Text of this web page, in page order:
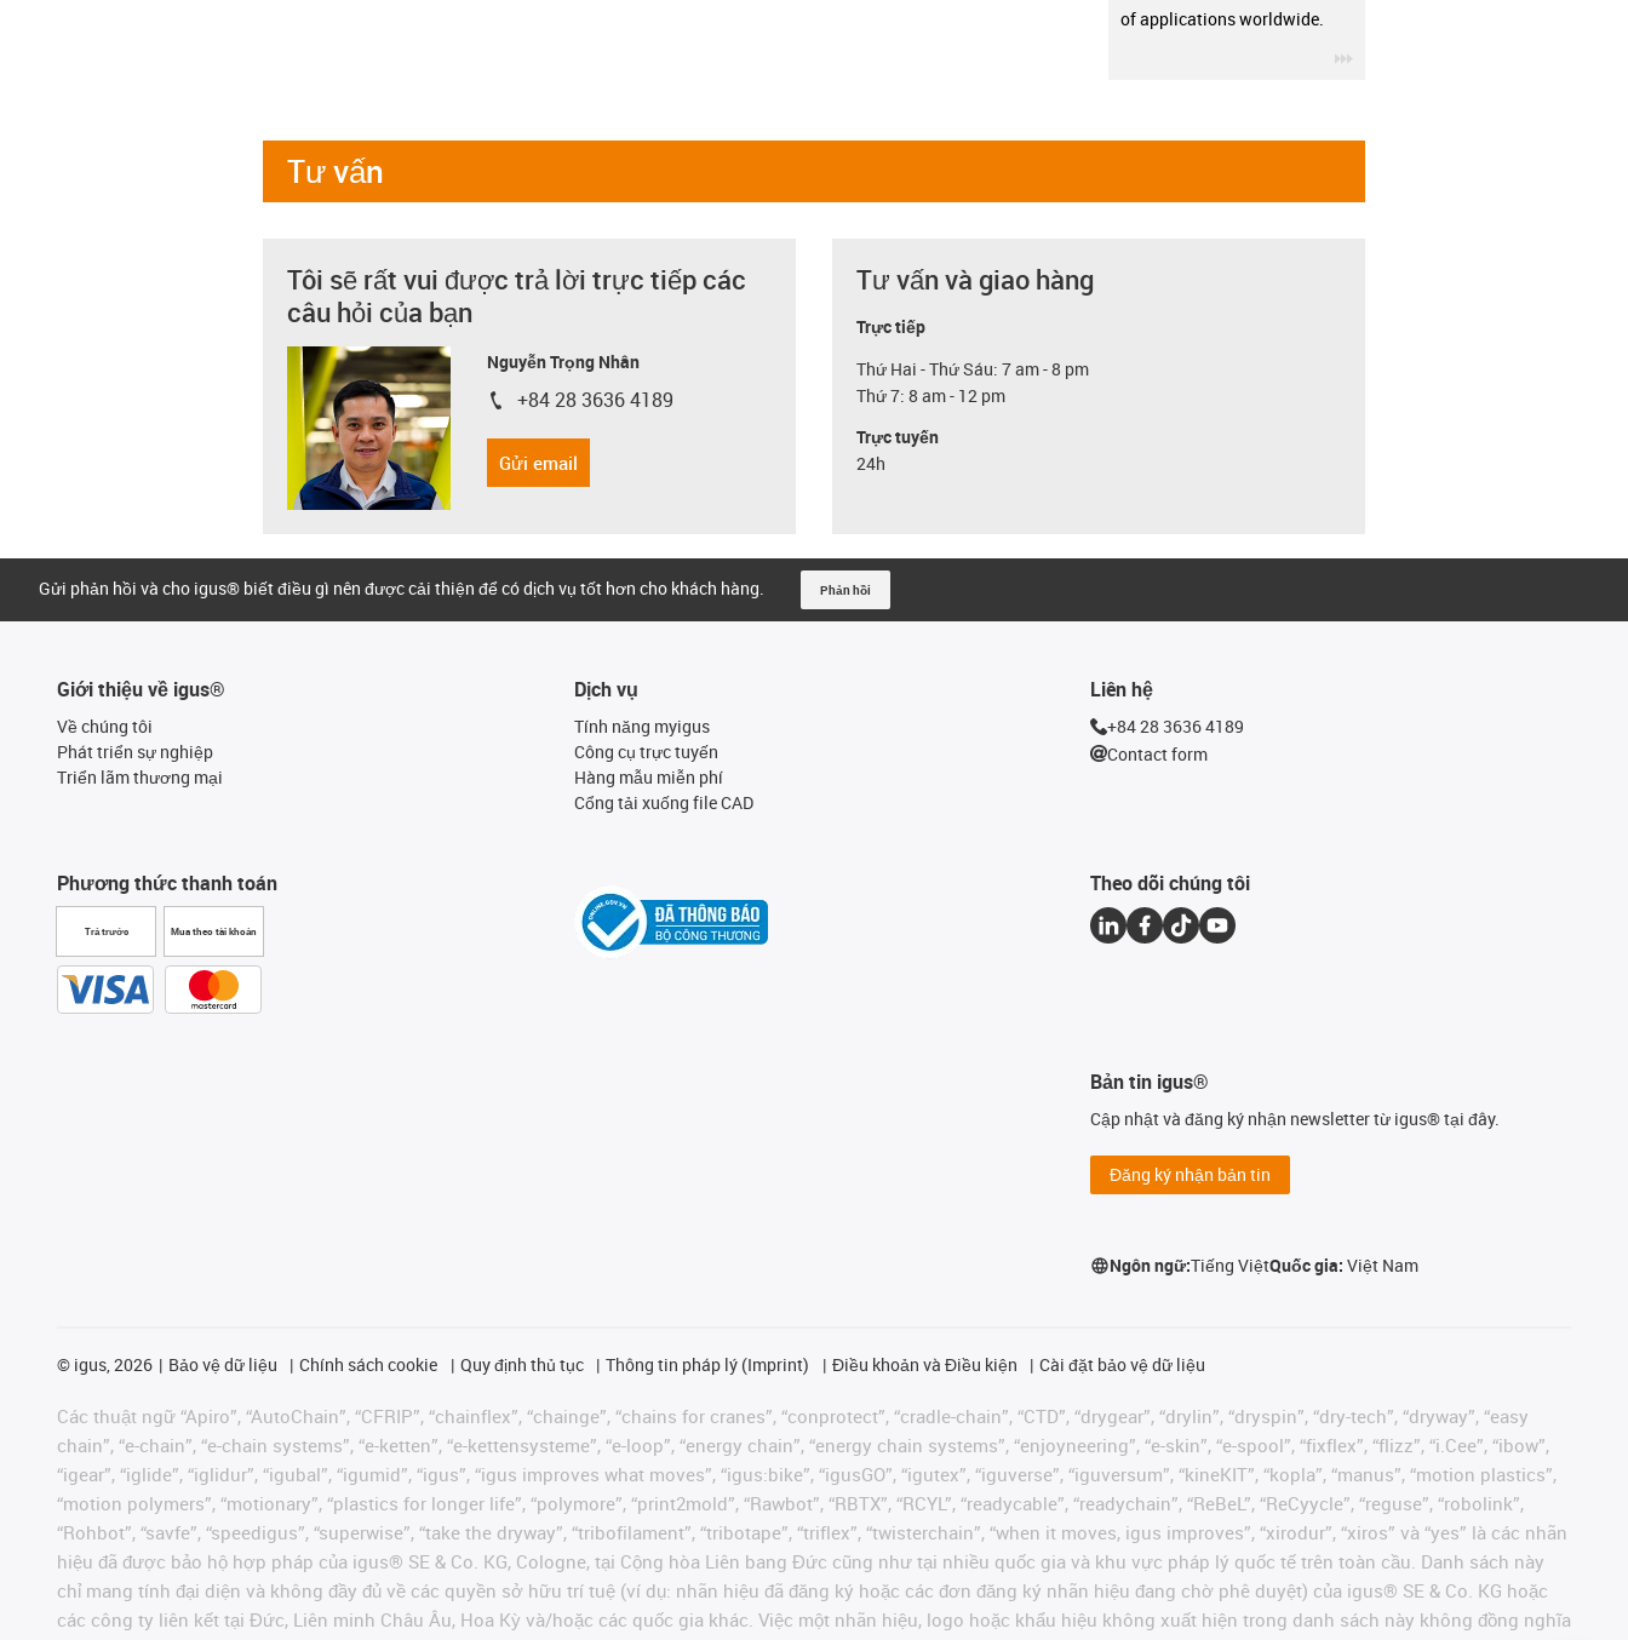
of applications worldwide.
Tư vấn
Tôi sẽ rất vui được trả lời trực tiếp các
câu hỏi của bạn
Nguyễn Trọng Nhân
igus-icon-phone
+84 28 3636 4189
Gửi email
Tư vấn và giao hàng
Trực tiếp
Thứ Hai - Thứ Sáu: 7 am - 8 pm
Thứ 7: 8 am - 12 pm
Trực tuyến
24h
Gửi phản hồi và cho igus® biết điều gì nên được cải thiện để có dịch vụ tốt hơn cho khách hàng. Phản hồi
Giới thiệu về igus®
Về chúng tôi
Phát triển sự nghiệp
Triển lãm thương mại
Phương thức thanh toán
Trả trước Mua theo tài khoản
Dịch vụ
Tính năng myigus
Công cụ trực tuyến
Hàng mẫu miễn phí
Cổng tải xuống file CAD
Liên hệ
+84 28 3636 4189
Contact form
Theo dõi chúng tôi
Bản tin igus®
Cập nhật và đăng ký nhận newsletter từ igus® tại đây.
Đăng ký nhận bản tin
Ngôn ngữ:Tiếng ViệtQuốc gia:Việt Nam
© igus, 2026 Bảo vệ dữ liệu Chính sách cookie Quy định thủ tục Thông tin pháp lý (Imprint) Điều khoản và Điều kiện Cài đặt bảo vệ dữ liệu
Các thuật ngữ “Apiro”, “AutoChain”, “CFRIP”, “chainflex”, “chainge”, “chains for cranes”, “conprotect”, “cradle-chain”, “CTD”, “drygear”, “drylin”, “dryspin”, “dry-tech”, “dryway”, “easy
chain”, “e-chain”, “e-chain systems”, “e-ketten”, “e-kettensysteme”, “e-loop”, “energy chain”, “energy chain systems”, “enjoyneering”, “e-skin”, “e-spool”, “fixflex”, “flizz”, “i.Cee”, “ibow”,
“igear”, “iglide”, “iglidur”, “igubal”, “igumid”, “igus”, “igus improves what moves”, “igus:bike”, “igusGO”, “igutex”, “iguverse”, “iguversum”, “kineKIT”, “kopla”, “manus”, “motion plastics”,
“motion polymers”, “motionary”, “plastics for longer life”, “polymore”, “print2mold”, “Rawbot”, “RBTX”, “RCYL”, “readycable”, “readychain”, “ReBeL”, “ReCyycle”, “reguse”, “robolink”,
“Rohbot”, “savfe”, “speedigus”, “superwise”, “take the dryway”, “tribofilament”, “tribotape”, “triflex”, “twisterchain”, “when it moves, igus improves”, “xirodur”, “xiros” và “yes” là các nhãn
hiệu đã được bảo hộ hợp pháp của igus® SE & Co. KG, Cologne, tại Cộng hòa Liên bang Đức cũng như tại nhiều quốc gia và khu vực pháp lý quốc tế trên toàn cầu. Danh sách này
chỉ mang tính đại diện và không đầy đủ về các quyền sở hữu trí tuệ (ví dụ: nhãn hiệu đã đăng ký hoặc các đơn đăng ký nhãn hiệu đang chờ phê duyệt) của igus® SE & Co. KG hoặc
các công ty liên kết tại Đức, Liên minh Châu Âu, Hoa Kỳ và/hoặc các quốc gia khác. Việc một nhãn hiệu, logo hoặc khẩu hiệu không xuất hiện trong danh sách này không đồng nghĩa